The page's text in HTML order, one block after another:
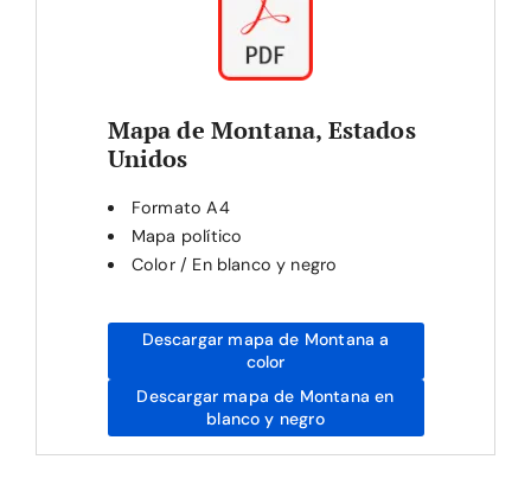
Mapa de Montana, Estados
Unidos
Formato A4
Mapa político
Color / En blanco y negro
Descargar mapa de Montana a
color
Descargar mapa de Montana en
blanco y negro